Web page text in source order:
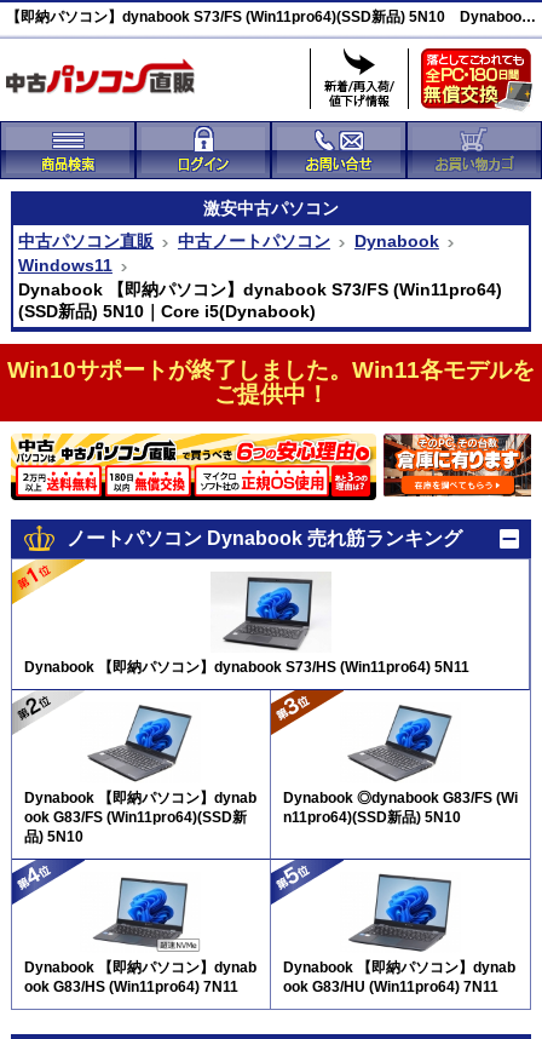
【即納パソコン】dynabook S73/FS (Win11pro64)(SSD新品) 5N10 Dynabook 激安(44284)
激安中古パソコン
中古パソコン直販
中古ノートパソコン
Dynabook
Windows11
Dynabook 【即納パソコン】dynabook S73/FS (Win11pro64)
(SSD新品) 5N10｜Core i5(Dynabook)
Win10サポートが終了しました。Win11各モデルを
ご提供中！
ノートパソコン Dynabook 売れ筋ランキング
Dynabook 【即納パソコン】dynabook S73/HS (Win11pro64) 5N11
Dynabook 【即納パソコン】dynab
ook G83/FS (Win11pro64)(SSD新
品) 5N10
Dynabook ◎dynabook G83/FS (Wi
n11pro64)(SSD新品) 5N10
Dynabook 【即納パソコン】dynab
ook G83/HS (Win11pro64) 7N11
Dynabook 【即納パソコン】dynab
ook G83/HU (Win11pro64) 7N11